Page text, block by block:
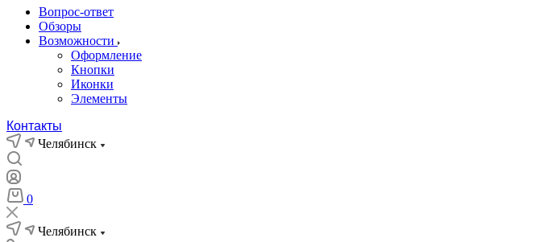
Вопрос-ответ
Обзоры
Возможности
Оформление
Кнопки
Иконки
Элементы
Контакты
Челябинск
0
Челябинск